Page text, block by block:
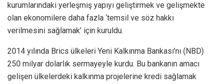
kurumlarındaki yerleşmiş yapıyı geliştirmek ve gelişmekte
olan ekonomilere daha fazla ‘temsil ve söz hakkı
verilmesini sağlamak’ için kuruldu.
2014 yılında Brics ülkeleri Yeni Kalkınma Bankası’nı (NBD)
250 milyar dolarlık sermayeyle kurdu. Bu bankanın amacı
gelişen ülkelerdeki kalkınma projelerine kredi sağlamak